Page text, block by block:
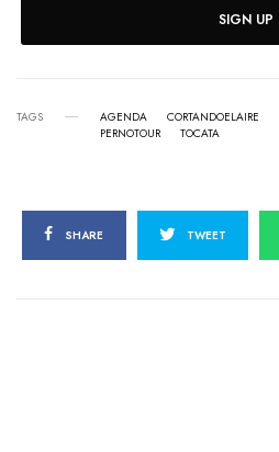
SIGN UP
TAGS AGENDA CORTANDOELAIRE
PERNOTOUR
TOCATA
SHARE TWEET